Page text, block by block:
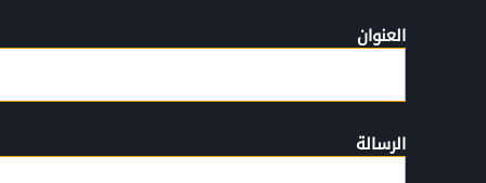
العنوان
الرسالة